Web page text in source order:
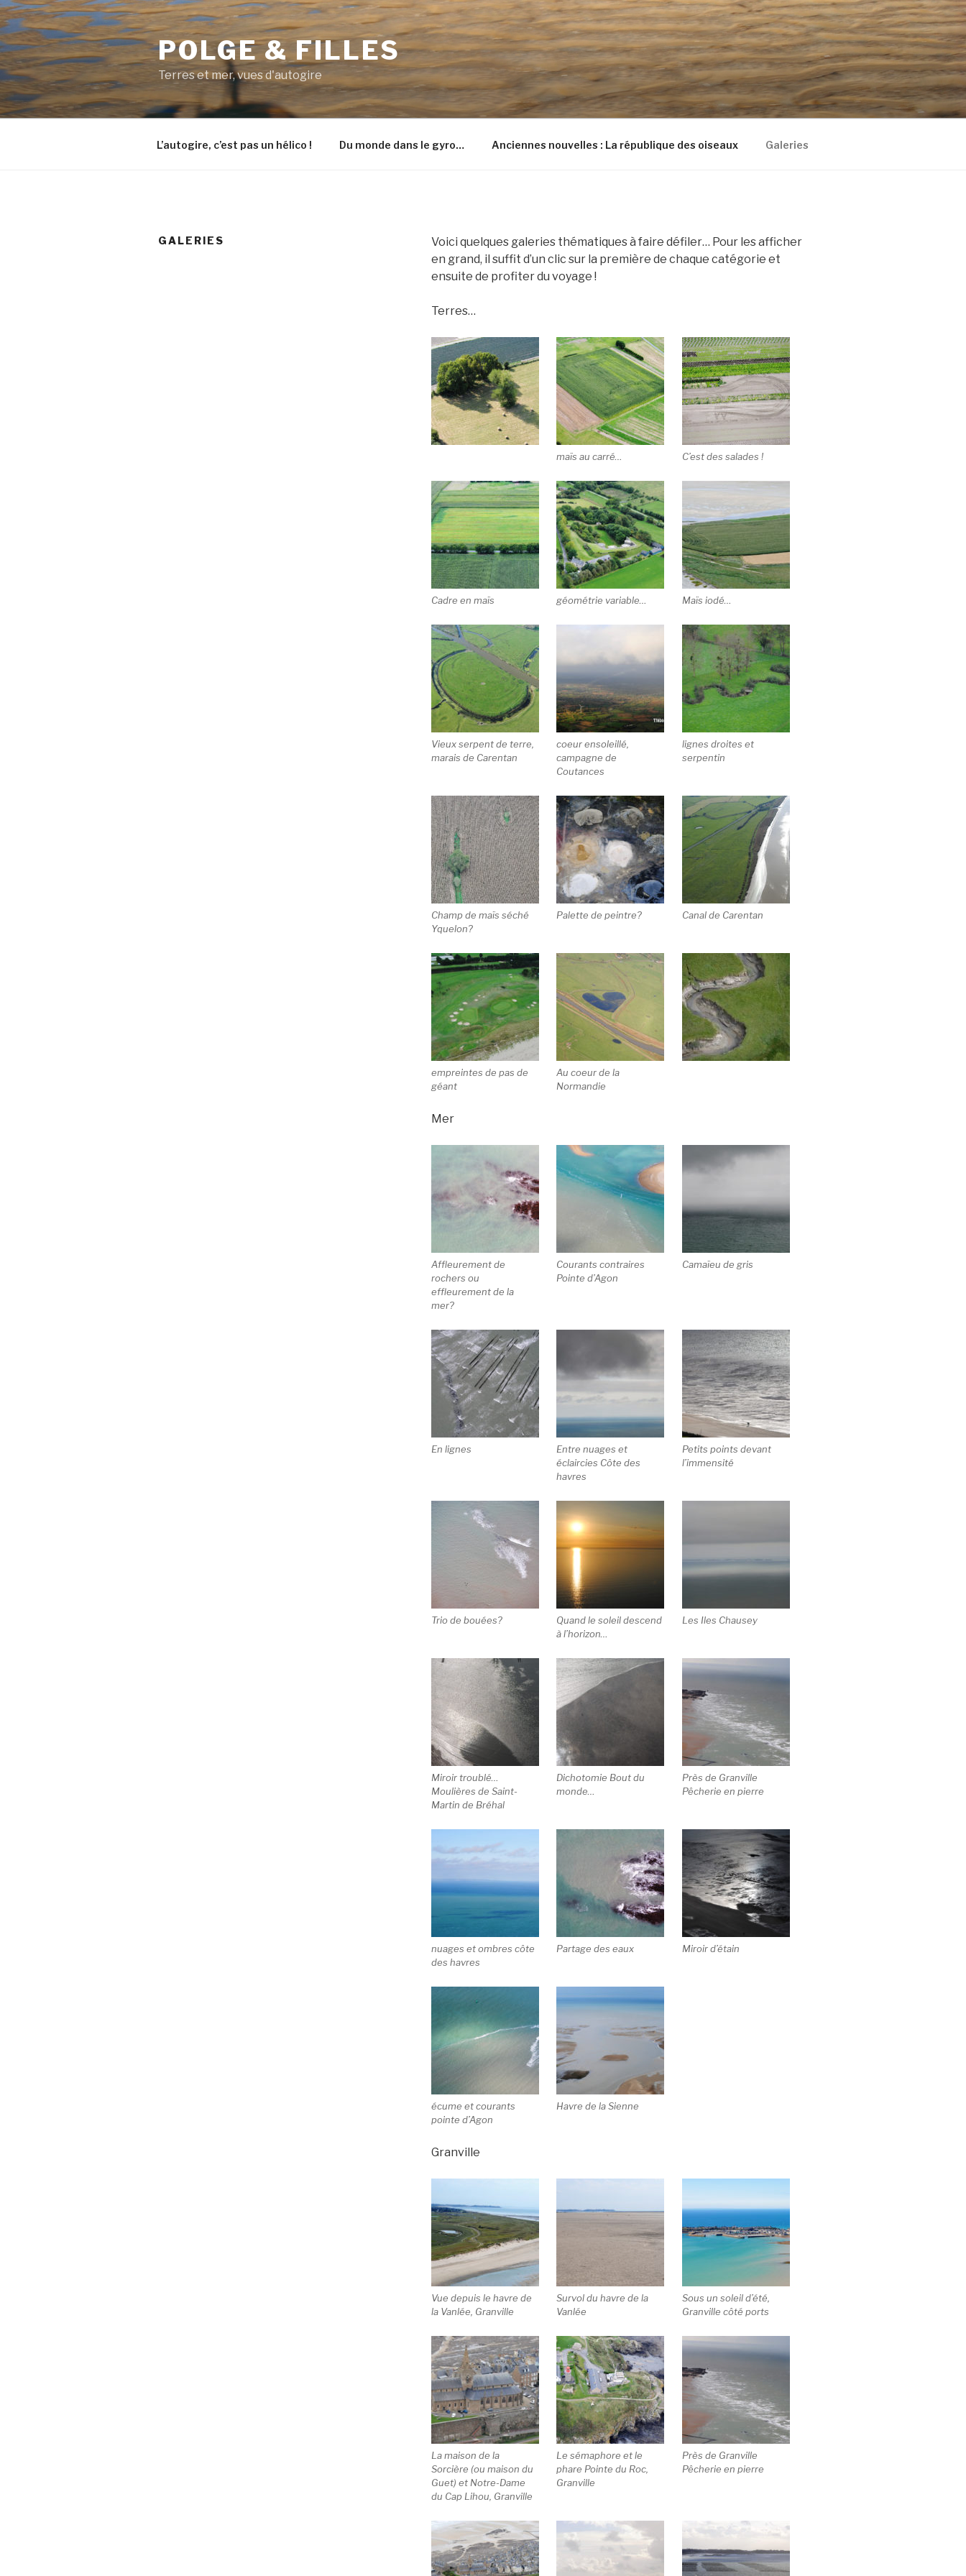
Aller
au
contenu
principal
POLGE & FILLES
Terres et mer, vues d'autogire
L’autogire, c’est pas un hélico ! Du monde dans le gyro… Anciennes nouvelles : La république des oiseaux Galeries
GALERIES
Voici quelques galeries thématiques à faire défiler… Pour les afficher
en grand, il suffit d’un clic sur la première de chaque catégorie et
ensuite de profiter du voyage !
Terres…
maïs au carré… C’est des salades !
Cadre en maïs géométrie variable… Maïs iodé…
Vieux serpent de terre,
marais de Carentan
coeur ensoleillé,
campagne de
Coutances
lignes droites et
serpentin
Champ de maïs séché
Yquelon?
Palette de peintre? Canal de Carentan
empreintes de pas de
géant
Au coeur de la
Normandie
Mer
Affleurement de
rochers ou
effleurement de la
mer?
Courants contraires
Pointe d’Agon
Camaïeu de gris
En lignes
Entre nuages et
éclaircies Côte des
havres
Petits points devant
l’immensité
Trio de bouées?
Quand le soleil descend
à l’horizon…
Les Iles Chausey
Miroir troublé…
Moulières de Saint-
Martin de Bréhal
Dichotomie Bout du
monde…
Près de Granville
Pêcherie en pierre
nuages et ombres côte
des havres
Partage des eaux Miroir d’étain
écume et courants
pointe d’Agon
Havre de la Sienne
Granville
Vue depuis le havre de
la Vanlée, Granville
Survol du havre de la
Vanlée
Sous un soleil d’été,
Granville côté ports
La maison de la
Sorcière (ou maison du
Guet) et Notre-Dame
du Cap Lihou, Granville
Le sémaphore et le
phare Pointe du Roc,
Granville
Près de Granville
Pêcherie en pierre